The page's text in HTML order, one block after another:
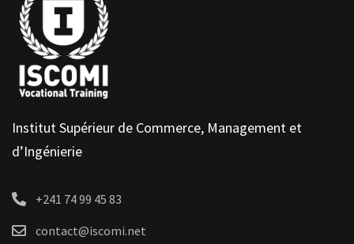
Institut Supérieur de Commerce, Management et
d’Ingénierie
+241 74 99 45 83
contact@iscomi.net